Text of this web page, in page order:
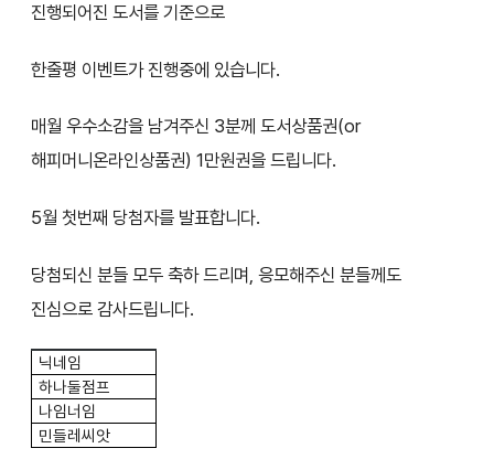
진행되어진 도서를 기준으로
한줄평 이벤트가 진행중에 있습니다.
매월 우수소감을 남겨주신 3분께 도서상품권(or
해피머니온라인상품권) 1만원권을 드립니다.
5월 첫번째 당첨자를 발표합니다.
당첨되신 분들 모두 축하 드리며, 응모해주신 분들께도
진심으로 감사드립니다.
닉네임
하나둘점프
나임너임
민들레씨앗